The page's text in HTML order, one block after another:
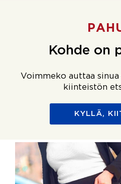
Kohde on
Voimmeko auttaa
kiinteistön
KYLLÄ,